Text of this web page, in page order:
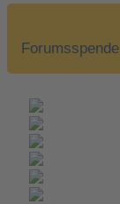
Forumsspende